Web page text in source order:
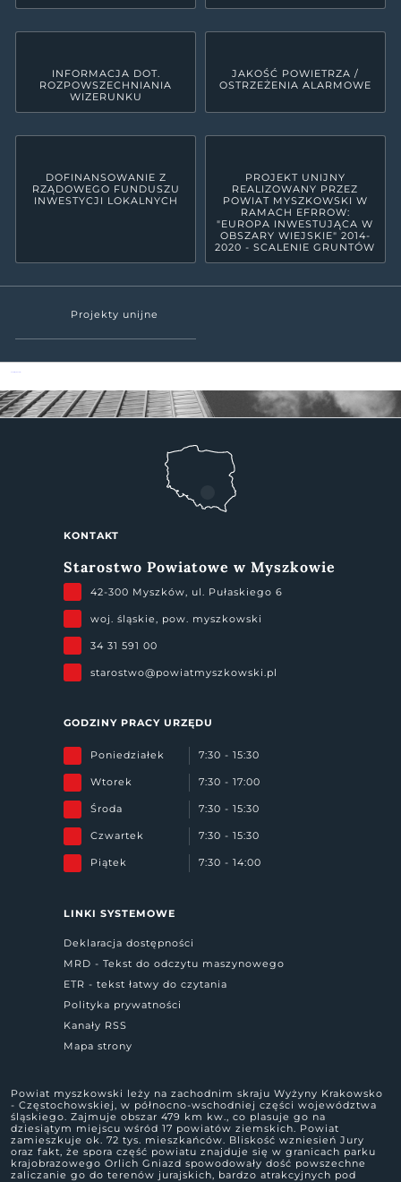
INFORMACJA DOT.
ROZPOWSZECHNIANIA
WIZERUNKU
JAKOŚĆ POWIETRZA /
OSTRZEŻENIA ALARMOWE
DOFINANSOWANIE Z
RZĄDOWEGO FUNDUSZU
INWESTYCJI LOKALNYCH
PROJEKT UNIJNY
REALIZOWANY PRZEZ
POWIAT MYSZKOWSKI W
RAMACH EFRROW:
"EUROPA INWESTUJĄCA W
OBSZARY WIEJSKIE" 2014-
2020 - SCALENIE GRUNTÓW
Projekty unijne
KONTAKT
Starostwo Powiatowe w Myszkowie
42-300 Myszków, ul. Pułaskiego 6
woj. śląskie, pow. myszkowski
34 31 591 00
starostwo@powiatmyszkowski.pl
GODZINY PRACY URZĘDU
Poniedziałek 7:30 - 15:30
Wtorek 7:30 - 17:00
Środa 7:30 - 15:30
Czwartek 7:30 - 15:30
Piątek 7:30 - 14:00
LINKI SYSTEMOWE
Deklaracja dostępności
MRD - Tekst do odczytu maszynowego
ETR - tekst łatwy do czytania
Polityka prywatności
Kanały RSS
Mapa strony
Powiat myszkowski leży na zachodnim skraju Wyżyny Krakowsko
- Częstochowskiej, w północno-wschodniej części województwa
śląskiego. Zajmuje obszar 479 km kw., co plasuje go na
dziesiątym miejscu wśród 17 powiatów ziemskich. Powiat
zamieszkuje ok. 72 tys. mieszkańców. Bliskość wzniesień Jury
oraz fakt, że spora część powiatu znajduje się w granicach parku
krajobrazowego Orlich Gniazd spowodowały dość powszechne
zaliczanie go do terenów jurajskich, bardzo atrakcyjnych pod